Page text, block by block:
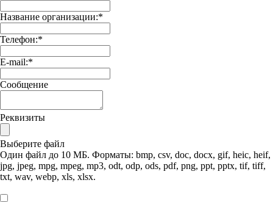
Название организации:*
Телефон:*
E-mail:*
Сообщение
Реквизиты
Выберите файл
Один файл до 10 МБ. Форматы: bmp, csv, doc, docx, gif, heic, heif,
jpg, jpeg, mpg, mpeg, mp3, odt, odp, ods, pdf, png, ppt, pptx, tif, tiff,
txt, wav, webp, xls, xlsx.